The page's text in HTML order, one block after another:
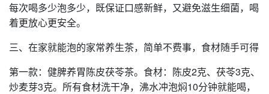
每次喝多少泡多少，既保证口感新鲜，又避免滋生细菌，喝
着更放心更安全。
三、在家就能泡的家常养生茶，简单不费事，食材随手可得
第一款：健脾养胃陈皮茯苓茶。食材：陈皮2克、茯苓3克、
炒麦芽3克。所有食材洗干净，沸水冲泡焖10分钟就能喝，